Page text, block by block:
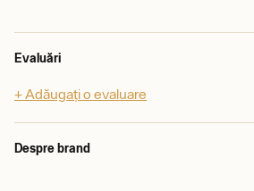
Evaluări
+ Adăugați o evaluare
Despre brand